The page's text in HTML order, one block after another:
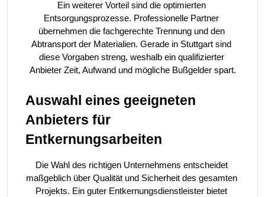
Ein weiterer Vorteil sind die optimierten
Entsorgungsprozesse. Professionelle Partner
übernehmen die fachgerechte Trennung und den
Abtransport der Materialien. Gerade in Stuttgart sind
diese Vorgaben streng, weshalb ein qualifizierter
Anbieter Zeit, Aufwand und mögliche Bußgelder spart.
Auswahl eines geeigneten
Anbieters für
Entkernungsarbeiten
Die Wahl des richtigen Unternehmens entscheidet
maßgeblich über Qualität und Sicherheit des gesamten
Projekts. Ein guter Entkernungsdienstleister bietet